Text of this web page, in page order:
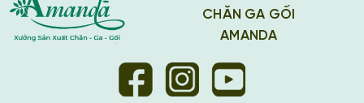
CHĂN GA GỐI
AMANDA